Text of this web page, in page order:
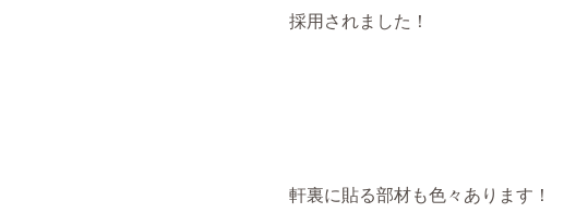
採用されました！
軒裏に貼る部材も色々あります！